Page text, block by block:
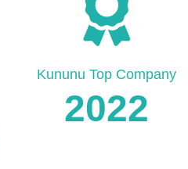
2022
Kununu Top Company